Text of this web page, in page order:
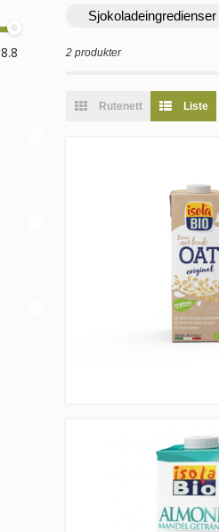
Sjokoladeingredienser
2 produkter
Rutenett Liste